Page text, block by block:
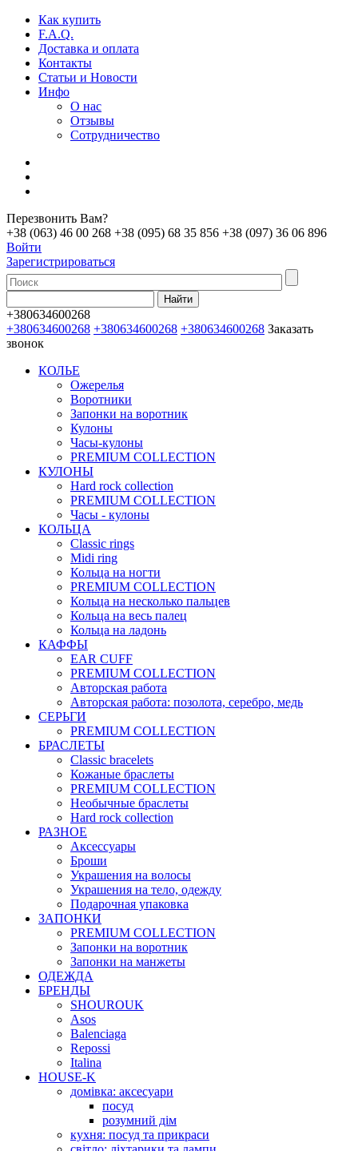
Как купить
F.A.Q.
Доставка и оплата
Контакты
Статьи и Новости
Инфо
О нас
Отзывы
Сотрудничество
Перезвонить Вам?
+38 (063) 46 00 268 +38 (095) 68 35 856 +38 (097) 36 06 896
Войти
Зарегистрироваться
+380634600268
+380634600268 +380634600268 +380634600268 Заказать
звонок
КОЛЬЕ
Ожерелья
Воротники
Запонки на воротник
Кулоны
Часы-кулоны
PREMIUM COLLECTION
КУЛОНЫ
Hard rock collection
PREMIUM COLLECTION
Часы - кулоны
КОЛЬЦА
Classic rings
Midi ring
Кольца на ногти
PREMIUM COLLECTION
Кольца на несколько пальцев
Кольца на весь палец
Кольца на ладонь
КАФФЫ
EAR CUFF
PREMIUM COLLECTION
Авторская работа
Авторская работа: позолота, серебро, медь
СЕРЬГИ
PREMIUM COLLECTION
БРАСЛЕТЫ
Classic bracelets
Кожаные браслеты
PREMIUM COLLECTION
Необычные браслеты
Hard rock collection
РАЗНОЕ
Аксессуары
Броши
Украшения на волосы
Украшения на тело, одежду
Подарочная упаковка
ЗАПОНКИ
PREMIUM COLLECTION
Запонки на воротник
Запонки на манжеты
ОДЕЖДА
БРЕНДЫ
SHOUROUK
Asos
Balenciaga
Repossi
Italina
HOUSE-K
домівка: аксесуари
посуд
розумний дім
кухня: посуд та прикраси